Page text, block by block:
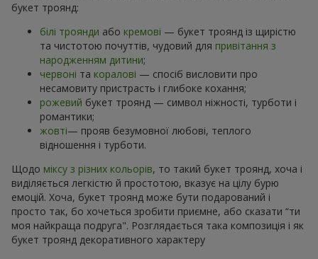
букет троянд:
білі троянди або кремові — букет троянд із щирістю
та чистотою почуттів, чудовий для привітання з
народженням дитини;
червоні та коралові — спосіб висловити про
несамовиту пристрасть і глибоке кохання;
рожевий букет троянд — символ ніжності, турботи і
романтики;
жовті— прояв безумовної любові, теплого
відношення і турботи.
Щодо міксу з різних кольорів, то такий букет троянд, хоча і
виділяється легкістю й простотою, вказує на цілу бурю
емоцій. Хоча, букет троянд може бути подарований і
просто так, бо хочеться зробити приємне, або сказати “ти
моя найкраща подруга". Розглядається така композиція і як
букет троянд декоративного характеру